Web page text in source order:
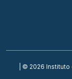
| © 2026